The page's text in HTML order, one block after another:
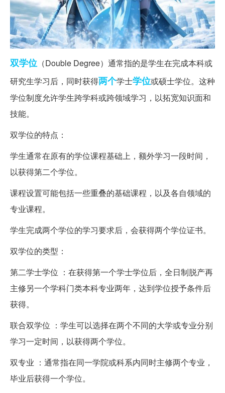
双学位 （Double Degree）通常指的是学生在完成本科或
研究生学习后，同时获得两个学士学位或硕士学位。这种
学位制度允许学生跨学科或跨领域学习，以拓宽知识面和
技能。
双学位的特点：
学生通常在原有的学位课程基础上，额外学习一段时间，
以获得第二个学位。
课程设置可能包括一些重叠的基础课程，以及各自领域的
专业课程。
学生完成两个学位的学习要求后，会获得两个学位证书。
双学位的类型：
第二学士学位 ：在获得第一个学士学位后，全日制脱产再
主修另一个学科门类本科专业两年，达到学位授予条件后
获得。
联合双学位 ：学生可以选择在两个不同的大学或专业分别
学习一定时间，以获得两个学位。
双专业 ：通常指在同一学院或科系内同时主修两个专业，
毕业后获得一个学位。